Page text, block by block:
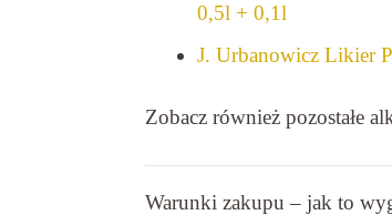
0,5l + 0,1l
J. Urbanowicz Likier
Zobacz również pozostałe
Warunki zakupu – jak to